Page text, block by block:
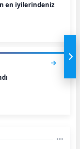
en iyilerindeniz